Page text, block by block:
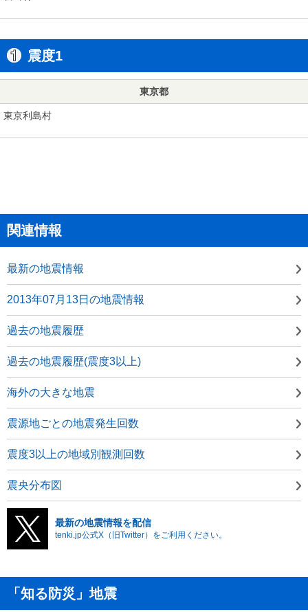
震度1
東京都
東京利島村
関連情報
最新の地震情報
2013年07月13日の地震情報
過去の地震履歴
過去の地震履歴(震度3以上)
海外の大きな地震
震源地ごとの地震発生回数
震度3以上の地域別観測回数
震央分布図
最新の地震情報を配信
tenki.jp公式X（旧Twitter）をご利用ください。
「知る防災」地震